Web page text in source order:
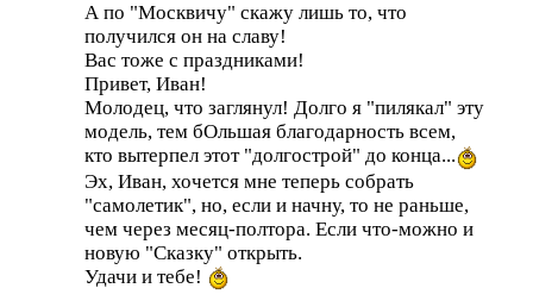
А по "Москвичу" скажу лишь то, что
получился он на славу!
Вас тоже с праздниками!
Привет, Иван!
Молодец, что заглянул! Долго я "пилякал" эту
модель, тем бОльшая благодарность всем,
кто вытерпел этот "долгострой" до конца...
Эх, Иван, хочется мне теперь собрать
"самолетик", но, если и начну, то не раньше,
чем через месяц-полтора. Если что-можно и
новую "Сказку" открыть.
Удачи и тебе!